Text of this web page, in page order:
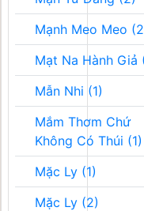
Mạnh Meo Meo
Mạt Na Hành Giả
Mẫn Nhi (1)
Mắm Thơm Chứ
Không Có Thúi (1)
Mặc Ly (1)
Mặc Ly (2)